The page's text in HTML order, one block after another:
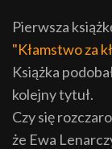
Pierwsza
"Kłamstwo za
Książka
kolejny tytuł.
Czy się
że Ewa